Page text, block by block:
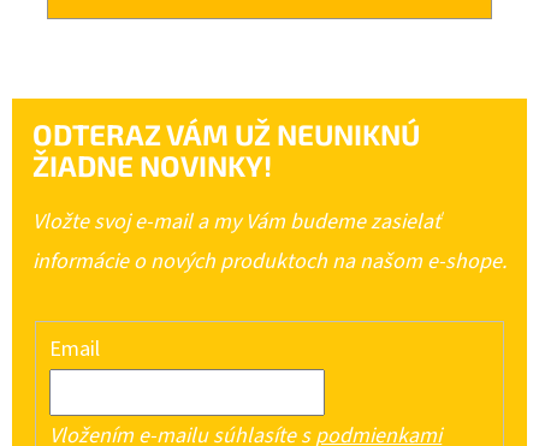
ODTERAZ VÁM UŽ NEUNIKNÚ
ŽIADNE NOVINKY!
Vložte svoj e-mail a my Vám budeme zasielať
informácie o nových produktoch na našom e-shope.
Email
Vložením e-mailu súhlasíte spodmienkami